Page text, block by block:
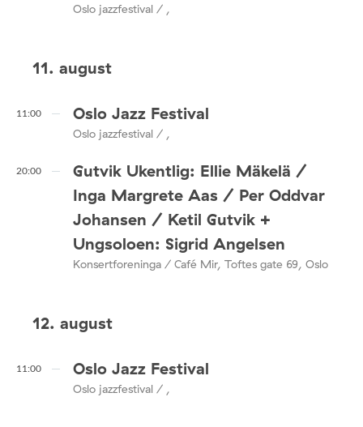
Oslo jazzfestival / ,
11. august
11:00 Oslo Jazz Festival
Oslo jazzfestival / ,
20:00
Gutvik Ukentlig: Ellie Mäkelä /
Inga Margrete Aas / Per Oddvar
Johansen / Ketil Gutvik +
Ungsoloen: Sigrid Angelsen
Konsertforeninga / Café Mir, Toftes gate 69, Oslo
12. august
11:00 Oslo Jazz Festival
Oslo jazzfestival / ,